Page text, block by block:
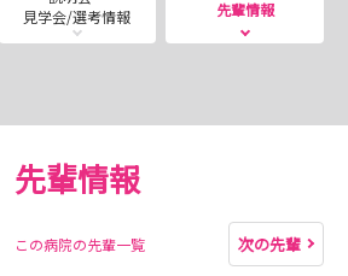
（水）
木）
月）
月）
（予定）
棟での看護体験、シャドウイング、
見学会/選考情報
先輩情報
先輩情報
この病院の先輩一覧 次の先輩